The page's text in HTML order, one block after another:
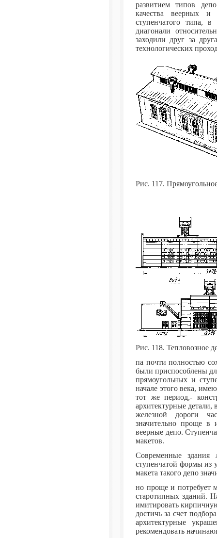
развитием типов
качества веерных и
ступенчатого типа, в
диагонали
заходили друг за
технологических
Рис. 117.
Рис. 118. Тепловозное
па почти полностью
были приспособлены
прямоугольных и
начале этого века,
тот же период,-
архитектурные
железной дороги
значительно проще в
веерные депо.
макетов.
Современные здания
ступенчатой формы из
макета такого депо
но проще и потребует
старотипных зданий.
имитировать
достичь за счет
архитектурные
рекомендовать